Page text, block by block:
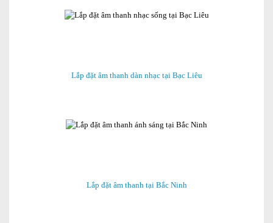
Lắp đặt âm thanh dàn nhạc tại Bạc Liêu
Lắp đặt âm thanh tại Bắc Ninh